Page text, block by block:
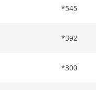
*545
*392
*300